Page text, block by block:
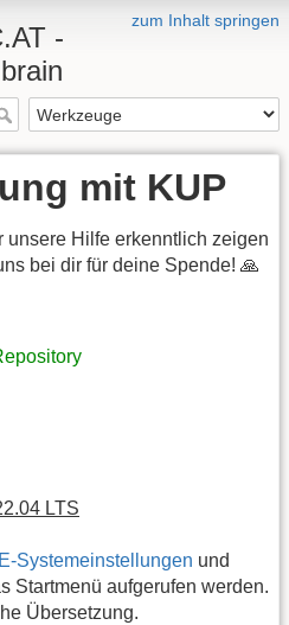
zum Inhalt springen
-
mit KUP
unsere Hilfe erkenntlich zeigen
bei dir für deine Spende! 🙏
LTS
Systemeinstellungen und
Startmenü aufgerufen werden.
Übersetzung.